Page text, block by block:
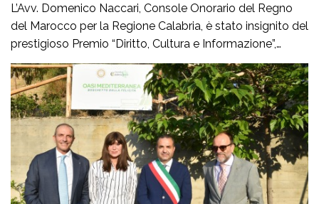
L’Avv. Domenico Naccari, Console Onorario del Regno
del Marocco per la Regione Calabria, è stato insignito del
prestigioso Premio “Diritto, Cultura e Informazione”,
giunto alla IV edizione, promosso dal Consiglio
dell’Ordine degli Avvocati di Palmi, dall’AIGA –
Associazione Italiana Giovani Avvocati – Sezione di
Palmi e dall’ONDIF – Osservatorio Nazionale sul Diritto
di Famiglia – […]